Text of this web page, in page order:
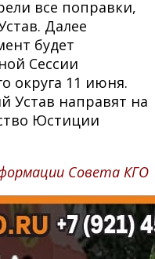
все поправки,
Далее
будет
Сессии
округа 11 июня.
Устав направят на
Юстиции
Совета КГО